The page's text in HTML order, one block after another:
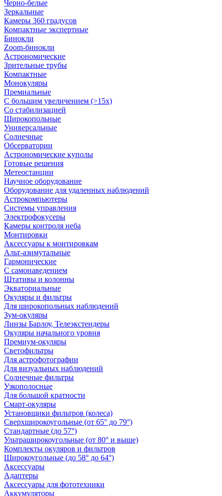
Черно-белые
Зеркальные
Камеры 360 градусов
Компактные экспертные
Бинокли
Zoom-бинокли
Астрономические
Зрительные трубы
Компактные
Монокуляры
Премиальные
С большим увеличением (>15x)
Со стабилизацией
Широкопольные
Универсальные
Солнечные
Обсерватории
Астрономические куполы
Готовые решения
Метеостанции
Научное оборудование
Оборудование для удаленных наблюдений
Астрокомпьютеры
Системы управления
Электрофокусеры
Камеры контроля неба
Монтировки
Аксессуары к монтировкам
Альт-азимутальные
Гармонические
С самонаведением
Штативы и колонны
Экваториальные
Окуляры и фильтры
Для широкопольных наблюдений
Зум-окуляры
Линзы Барлоу, Телеэкстендеры
Окуляры начального уровня
Премиум-окуляры
Светофильтры
Для астрофотографии
Для визуальных наблюдений
Солнечные фильтры
Узкополосные
Для большой кратности
Смарт-окуляры
Установщики фильтров (колеса)
Сверхширокоугольные (от 65° до 79°)
Стандартные (до 57°)
Ультраширокоугольные (от 80° и выше)
Комплекты окуляров и фильтров
Широкоугольные (до 58° до 64°)
Аксессуары
Адаптеры
Аксессуары для фототехники
Аккумуляторы